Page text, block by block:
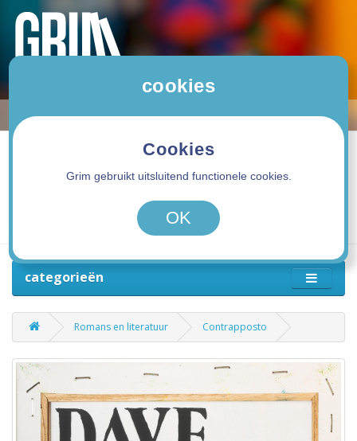
0 product(en) - 0,00€
categorieën
Romans en literatuur Contrapposto
cookies
Cookies
Grim gebruikt uitsluitend functionele cookies.
OK